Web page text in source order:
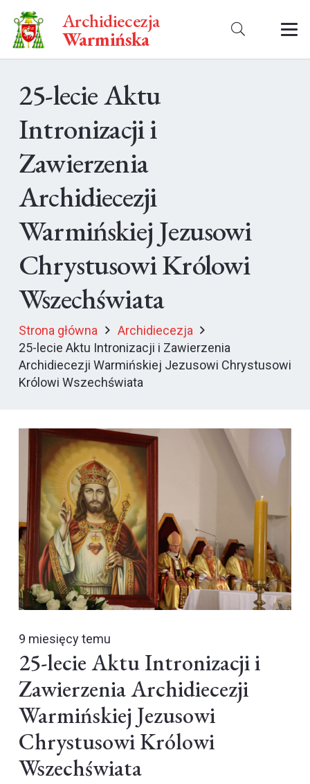
Archidiecezja
Warmińska
25-lecie Aktu
Intronizacji i
Zawierzenia
Archidiecezji
Warmińskiej Jezusowi
Chrystusowi Królowi
Wszechświata
Strona główna
Archidiecezja
25-lecie Aktu Intronizacji i Zawierzenia
Archidiecezji Warmińskiej Jezusowi Chrystusowi
Królowi Wszechświata
9 miesięcy temu
25-lecie Aktu Intronizacji i
Zawierzenia Archidiecezji
Warmińskiej Jezusowi
Chrystusowi Królowi
Wszechświata